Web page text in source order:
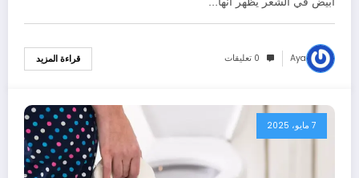
Aya 0 تعليقات قراءة المزيد
7 مايو، 2025